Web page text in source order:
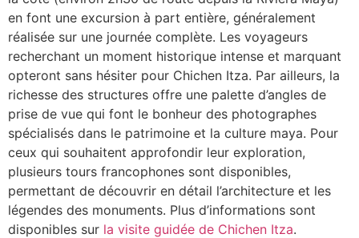
en font une excursion à part entière, généralement
réalisée sur une journée complète. Les voyageurs
recherchant un moment historique intense et marquant
opteront sans hésiter pour Chichen Itza. Par ailleurs, la
richesse des structures offre une palette d’angles de
prise de vue qui font le bonheur des photographes
spécialisés dans le patrimoine et la culture maya. Pour
ceux qui souhaitent approfondir leur exploration,
plusieurs tours francophones sont disponibles,
permettant de découvrir en détail l’architecture et les
légendes des monuments. Plus d’informations sont
disponibles sur la visite guidée de Chichen Itza.